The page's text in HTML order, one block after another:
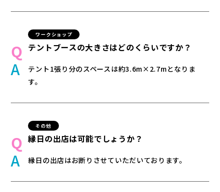
ワークショップ
テントブースの大きさはどのくらいですか？
テント1張り分のスペースは約3.6m×2.7mとなりま
す。
その他
縁日の出店は可能でしょうか？
縁日の出店はお断りさせていただいております。